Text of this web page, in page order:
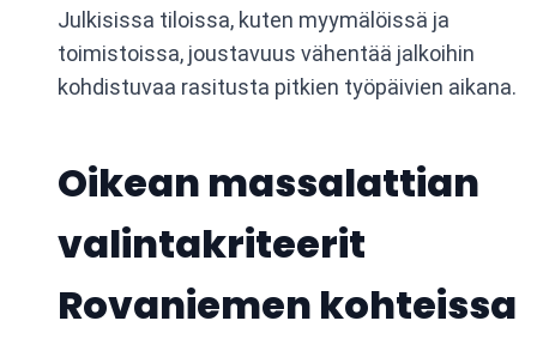
Julkisissa tiloissa, kuten myymälöissä ja
toimistoissa, joustavuus vähentää jalkoihin
kohdistuvaa rasitusta pitkien työpäivien aikana.
Oikean massalattian
valintakriteerit
Rovaniemen kohteissa